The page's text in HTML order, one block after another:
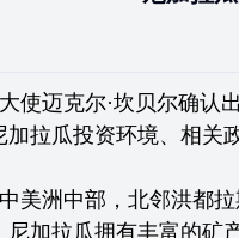
使迈克尔·坎贝尔确认
拉瓜投资环境、相关
美洲中部，北邻洪都
加拉瓜拥有丰富的矿